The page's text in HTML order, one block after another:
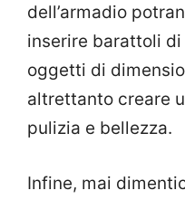
dell’armadio
inserire barattoli di
oggetti di
altrettanto creare
pulizia e bellezza.
Infine, mai